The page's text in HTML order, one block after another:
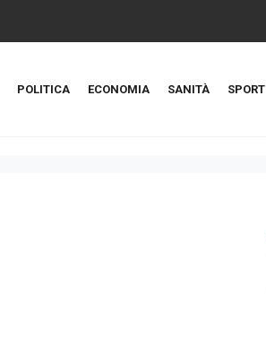
POLITICA ECONOMIA SANITÀ SPORT